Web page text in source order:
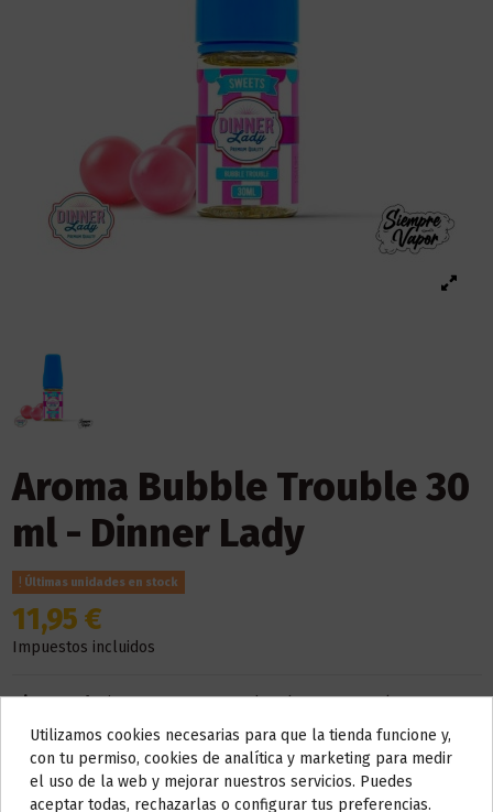
Aroma Bubble Trouble 30
ml - Dinner Lady
Últimas unidades en stock
11,95 €
Impuestos incluidos
Dinner Ladytiene una gran gama de sabores, y para los amantes
de diferentes sabores por ello os traemos el aroma
Bubble
Trouble
, que también cuenta con el líquido comercial ya
preparado, te evocara un recuerdo a la infancia a esos
que solías comer cuando eras niñ@.
Do not show again.
AVISO IMPORTANTE
Utilizamos cookies necesarias para que la tienda funcione y,
con tu permiso, cookies de analítica y marketing para medir
el uso de la web y mejorar nuestros servicios. Puedes
aceptar todas, rechazarlas o configurar tus preferencias.